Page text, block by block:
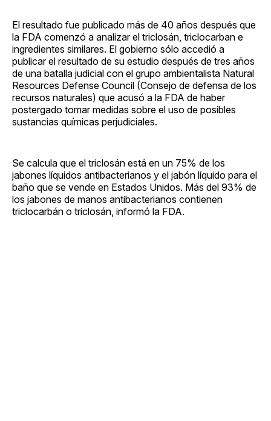
El resultado fue publicado más de 40 años después que
la FDA comenzó a analizar el triclosán, triclocarban e
ingredientes similares. El gobierno sólo accedió a
publicar el resultado de su estudio después de tres años
de una batalla judicial con el grupo ambientalista Natural
Resources Defense Council (Consejo de defensa de los
recursos naturales) que acusó a la FDA de haber
postergado tomar medidas sobre el uso de posibles
sustancias químicas perjudiciales.
Se calcula que el triclosán está en un 75% de los
jabones líquidos antibacterianos y el jabón líquido para el
baño que se vende en Estados Unidos. Más del 93% de
los jabones de manos antibacterianos contienen
triclocarbán o triclosán, informó la FDA.